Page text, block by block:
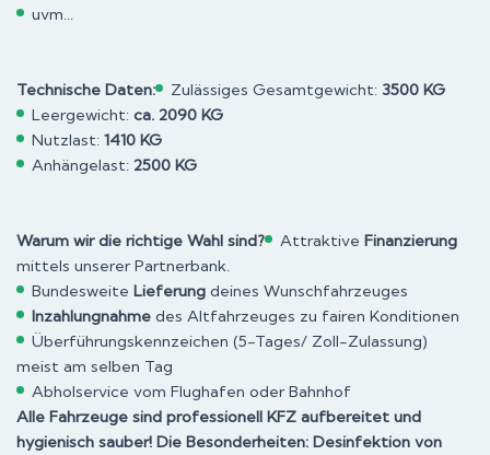
uvm...
Technische Daten: Zulässiges Gesamtgewicht: 3500 KG
Leergewicht: ca. 2090 KG
Nutzlast: 1410 KG
Anhängelast: 2500 KG
Warum wir die richtige Wahl sind? Attraktive Finanzierung
mittels unserer Partnerbank.
Bundesweite Lieferung deines Wunschfahrzeuges
Inzahlungnahme des Altfahrzeuges zu fairen Konditionen
Überführungskennzeichen (5-Tages/ Zoll-Zulassung)
meist am selben Tag
Abholservice vom Flughafen oder Bahnhof
Alle Fahrzeuge sind professionell KFZ aufbereitet und
hygienisch sauber! Die Besonderheiten: Desinfektion von